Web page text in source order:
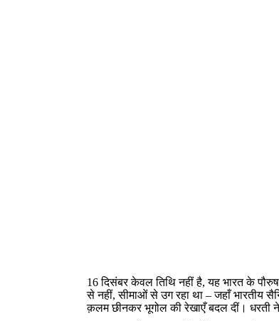
16 दिसंबर केवल तिथि नहीं है, यह भारत के
से नहीं, सीमाओं से उग रहा था – जहाँ भारतीय
क़लम छीनकर भूगोल की रेखाएँ बदल दीं। धरती